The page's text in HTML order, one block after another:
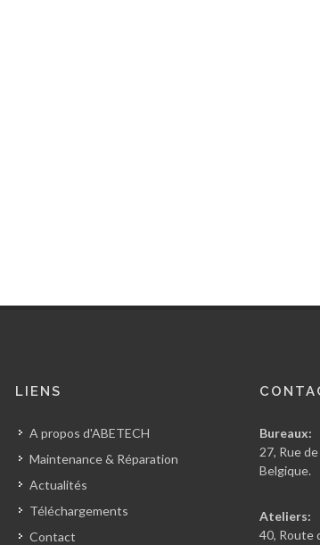
LIENS
A propos d'ABETECH
Maintenance & Réparation
Actualités
Téléchargements
Contact
Bureaux:
27, Rue
Belgique.
Ateliers:
40, Route